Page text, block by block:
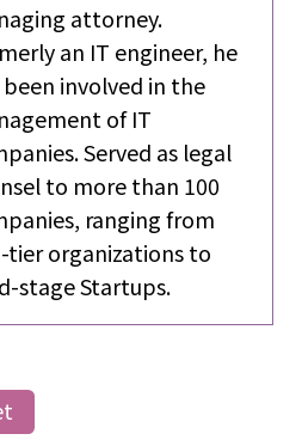
attorney.
an IT engineer, he
been involved in the
of IT
Served as legal
to more than 100
ranging from
organizations to
stage Startups.